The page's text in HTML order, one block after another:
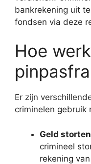
bankrekening uit
fondsen via deze
Hoe
Er zijn
criminelen gebruik
Geld
crimineel
rekening